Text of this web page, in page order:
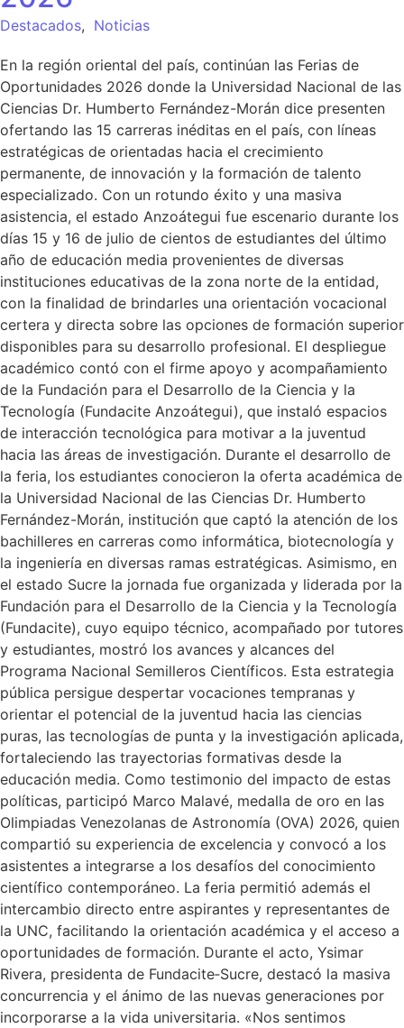
Destacados, Noticias
En la región oriental del país, continúan las Ferias de
Oportunidades 2026 donde la Universidad Nacional de las
Ciencias Dr. Humberto Fernández-Morán dice presenten
ofertando las 15 carreras inéditas en el país, con líneas
estratégicas de orientadas hacia el crecimiento
permanente, de innovación y la formación de talento
especializado. Con un rotundo éxito y una masiva
asistencia, el estado Anzoátegui fue escenario durante los
días 15 y 16 de julio de cientos de estudiantes del último
año de educación media provenientes de diversas
instituciones educativas de la zona norte de la entidad,
con la finalidad de brindarles una orientación vocacional
certera y directa sobre las opciones de formación superior
disponibles para su desarrollo profesional. El despliegue
académico contó con el firme apoyo y acompañamiento
de la Fundación para el Desarrollo de la Ciencia y la
Tecnología (Fundacite Anzoátegui), que instaló espacios
de interacción tecnológica para motivar a la juventud
hacia las áreas de investigación. Durante el desarrollo de
la feria, los estudiantes conocieron la oferta académica de
la Universidad Nacional de las Ciencias Dr. Humberto
Fernández-Morán, institución que captó la atención de los
bachilleres en carreras como informática, biotecnología y
la ingeniería en diversas ramas estratégicas. Asimismo, en
el estado Sucre la jornada fue organizada y liderada por la
Fundación para el Desarrollo de la Ciencia y la Tecnología
(Fundacite), cuyo equipo técnico, acompañado por tutores
y estudiantes, mostró los avances y alcances del
Programa Nacional Semilleros Científicos. Esta estrategia
pública persigue despertar vocaciones tempranas y
orientar el potencial de la juventud hacia las ciencias
puras, las tecnologías de punta y la investigación aplicada,
fortaleciendo las trayectorias formativas desde la
educación media. Como testimonio del impacto de estas
políticas, participó Marco Malavé, medalla de oro en las
Olimpiadas Venezolanas de Astronomía (OVA) 2026, quien
compartió su experiencia de excelencia y convocó a los
asistentes a integrarse a los desafíos del conocimiento
científico contemporáneo. La feria permitió además el
intercambio directo entre aspirantes y representantes de
la UNC, facilitando la orientación académica y el acceso a
oportunidades de formación. Durante el acto, Ysimar
Rivera, presidenta de Fundacite‑Sucre, destacó la masiva
concurrencia y el ánimo de las nuevas generaciones por
incorporarse a la vida universitaria. «Nos sentimos